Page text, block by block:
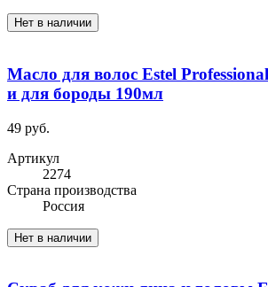
Нет в наличии
Масло для волос Estel
и для бороды 190мл
49 руб.
Артикул
2274
Cтрана производства
Россия
Нет в наличии